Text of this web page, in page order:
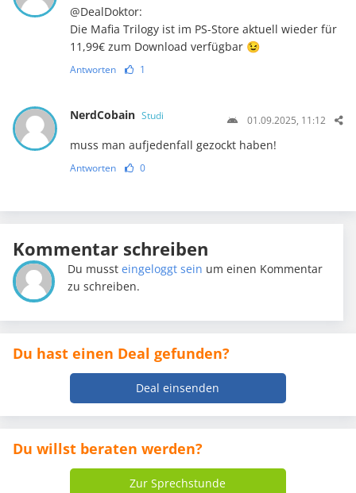
@DealDoktor:
Die Mafia Trilogy ist im PS-Store aktuell wieder für
11,99€ zum Download verfügbar 😉
Antworten 1
NerdCobain Studi 01.09.2025, 11:12
muss man aufjedenfall gezockt haben!
Antworten 0
Kommentar schreiben
Du mussteingeloggt sein um einen Kommentar
zu schreiben.
Du hast einen Deal gefunden?
Deal einsenden
Du willst beraten werden?
Zur Sprechstunde